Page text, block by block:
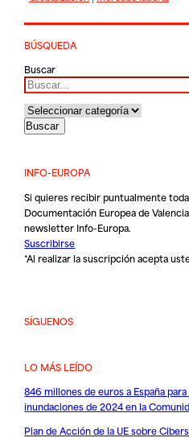
BÚSQUEDA
Buscar
INFO-EUROPA
Si quieres recibir puntualmente
Documentación Europea de
newsletter Info-Europa.
Suscribirse
*Al realizar la suscripción acepta
SÍGUENOS
LO MÁS LEÍDO
846 millones de euros a España
inundaciones de 2024 en la
Plan de Acción de la UE sobre